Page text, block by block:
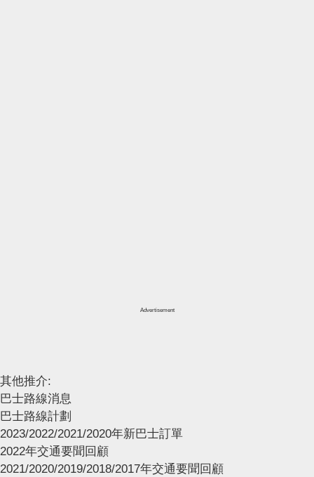
Advertisement
其他推介:
巴士路線消息
巴士路線計劃
2023/2022/2021/2020年新巴士訂單
2022年交通要聞回顧
2021/2020/2019/2018/2017年交通要聞回顧